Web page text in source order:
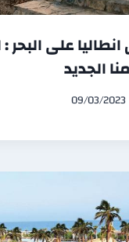
على البحر :
الجديد
09/03/2023